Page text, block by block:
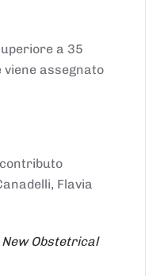
a 35
viene assegnato
Flavia
Obstetrical